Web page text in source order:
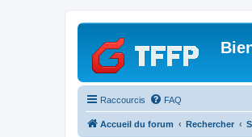
Raccourcis FAQ
Accueil du forum Rechercher